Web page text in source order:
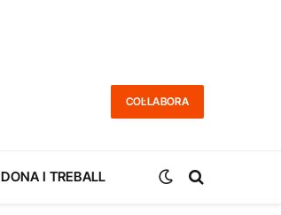
COL·LABORA
DONA I TREBALL